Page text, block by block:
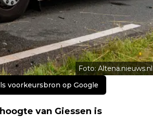
Foto: Altena.nieuws.nl
voorkeursbron op Google
van Giessen is